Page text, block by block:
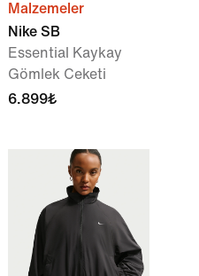
Malzemeler
Nike SB
Essential Kaykay
Gömlek Ceketi
6.899₺